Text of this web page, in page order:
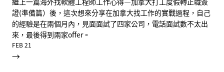
證(準備篇）後，這次想來分享在加拿大找工作的實戰過程，自己
的經驗是在兩個月內，見面面試了四家公司，電話面試數不太出
來，最後得到兩家offer。
FEB 21
→